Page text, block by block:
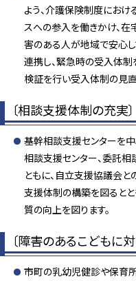
よう、介護保険制度にお
スへの参入を働きかけ、在
害のある人が地域で安心
連携し、緊急時の受入体制
検証を行い受入体制の見直
〔相談支援体制の充実〕
基幹相談支援センターを
相談支援センター、委託
ともに、自立支援協議会
支援体制の構築を図ると
質の向上を図ります。
〔障害のあるこどもに
市町の乳幼児健診や保育